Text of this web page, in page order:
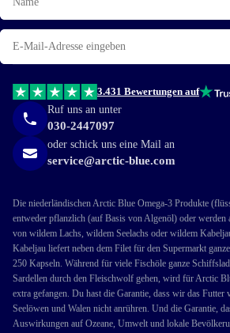
E-
Mail
3.431 Bewertungen auf
Ruf uns an unter
030-2447097
oder schick uns eine Mail an
service@arctic-blue.com
Die niederländischen Arctic Blue Omega-3 Produkte
entweder pflanzlich (auf Basis von Algenöl) oder werden
von wildem Lachs, wildem Seelachs oder wildem
Kabeljau liefert neben dem Filet für den Supermarkt
250 Kapseln. Während für viele Fischöle ganze
Sardellen durch den Fleischwolf gehen, wird für Arctic
extra gefangen. Du hast die Garantie, dass wir das Futter
Seelöwen und Walen nicht anrühren. Und die Garantie,
Auswirkungen auf Ozeane, Umwelt und lokale